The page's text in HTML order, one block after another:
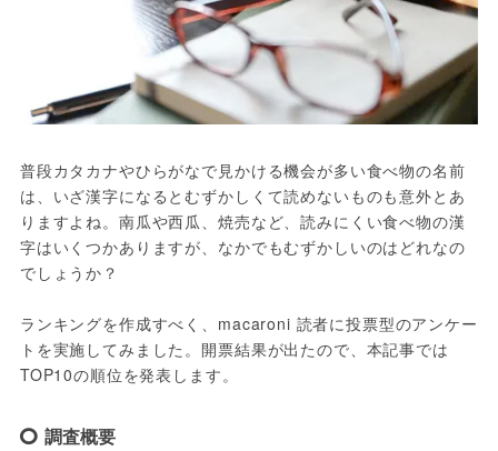
普段カタカナやひらがなで見かける機会が多い食べ物の名前
は、いざ漢字になるとむずかしくて読めないものも意外とあ
りますよね。南瓜や西瓜、焼売など、読みにくい食べ物の漢
字はいくつかありますが、なかでもむずかしいのはどれなの
でしょうか？
ランキングを作成すべく、macaroni 読者に投票型のアンケー
トを実施してみました。開票結果が出たので、本記事では
TOP10の順位を発表します。
調査概要